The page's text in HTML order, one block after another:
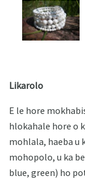
Likarolo
E le hore
hlokahale hore o
mohlala, haeba u
mohopolo, u ka
blue, green) ho